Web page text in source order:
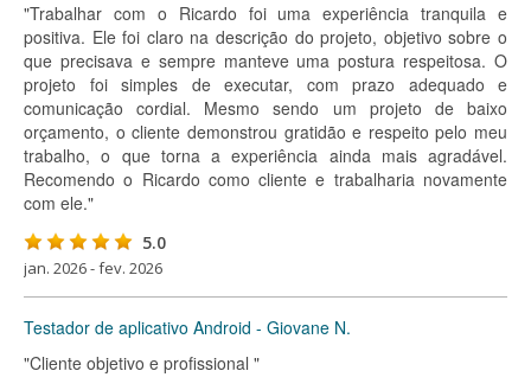
"Trabalhar com o Ricardo foi uma experiência tranquila e
positiva. Ele foi claro na descrição do projeto, objetivo sobre o
que precisava e sempre manteve uma postura respeitosa. O
projeto foi simples de executar, com prazo adequado e
comunicação cordial. Mesmo sendo um projeto de baixo
orçamento, o cliente demonstrou gratidão e respeito pelo meu
trabalho, o que torna a experiência ainda mais agradável.
Recomendo o Ricardo como cliente e trabalharia novamente
com ele."
5.0
jan. 2026 - fev. 2026
Testador de aplicativo Android - Giovane N.
"Cliente objetivo e profissional "